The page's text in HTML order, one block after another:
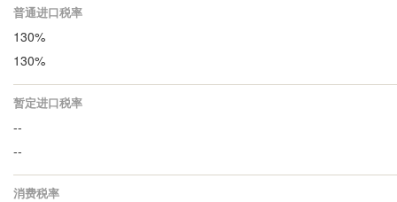
普通进口税率
130%
130%
暂定进口税率
--
--
消费税率